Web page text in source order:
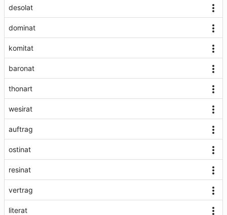
desolat
dominat
komitat
baronat
thonart
wesirat
auftrag
ostinat
resinat
vertrag
literat